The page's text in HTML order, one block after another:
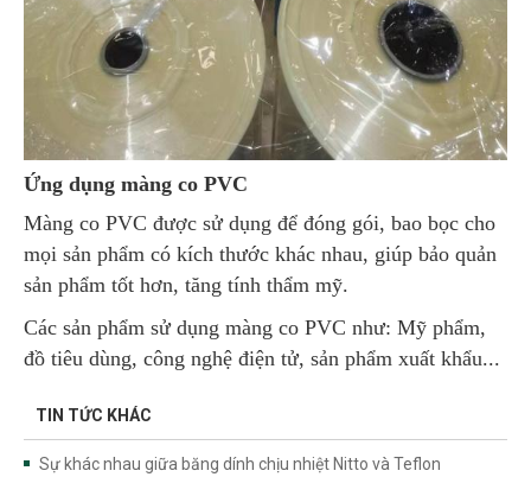
Ứng dụng màng co PVC
Màng co PVC được sử dụng để đóng gói, bao bọc cho
mọi sản phẩm có kích thước khác nhau, giúp bảo quản
sản phẩm tốt hơn, tăng tính thẩm mỹ.
Các sản phẩm sử dụng màng co PVC như: Mỹ phẩm,
đồ tiêu dùng, công nghệ điện tử, sản phẩm xuất khẩu...
TIN TỨC KHÁC
Sự khác nhau giữa băng dính chịu nhiệt Nitto và Teflon